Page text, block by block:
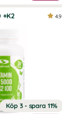
+K2
Köp 3 - spara 11%
4.9